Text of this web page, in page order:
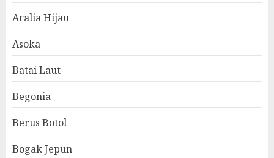
Aralia Hijau
Asoka
Batai Laut
Begonia
Berus Botol
Bogak Jepun